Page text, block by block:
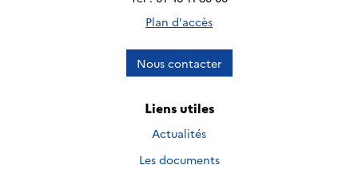
Plan d'accès
Nous contacter
Liens utiles
Actualités
Les documents